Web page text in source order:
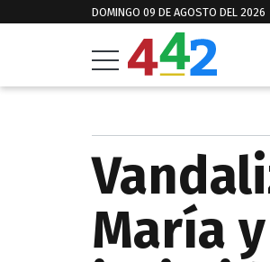
DOMINGO 09 DE AGOSTO DEL 2026
María